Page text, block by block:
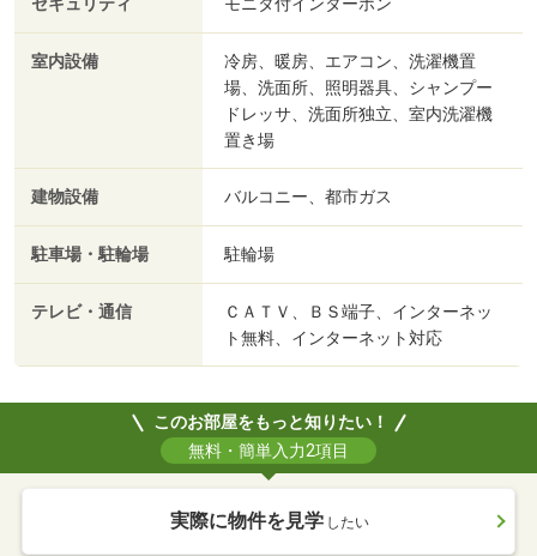
セキュリティ
室内設備
冷房、暖房、エアコン、洗濯機置
場、洗面所、照明器具、シャンプー
ドレッサ、洗面所独立、室内洗濯機
置き場
建物設備 バルコニー、都市ガス
駐車場・駐輪場 駐輪場
テレビ・通信
ＣＡＴＶ、ＢＳ端子、インターネッ
ト無料、インターネット対応
このお部屋をもっと知りたい！
無料・簡単入力2項目
実際に物件を見学 したい